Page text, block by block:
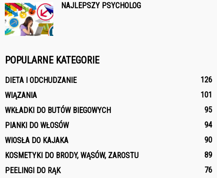
NAJLEPSZY PSYCHOLOG
POPULARNE KATEGORIE
DIETA I ODCHUDZANIE
126
WIĄZANIA
101
WKŁADKI DO BUTÓW BIEGOWYCH
95
PIANKI DO WŁOSÓW
94
WIOSŁA DO KAJAKA
90
KOSMETYKI DO BRODY, WĄSÓW, ZAROSTU
89
PEELINGI DO RĄK
76